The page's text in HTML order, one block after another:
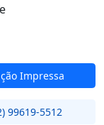
Impressa
99619-5512